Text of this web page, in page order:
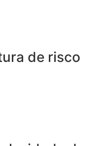
de risco